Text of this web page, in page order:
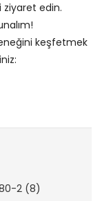
edin.
keşfetmek